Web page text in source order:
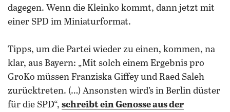
dagegen. Wenn die Kleinko kommt, dann jetzt mit
einer SPD im Miniaturformat.
Tipps, um die Partei wieder zu einen, kommen, na
klar, aus Bayern: „Mit solch einem Ergebnis pro
GroKo müssen Franziska Giffey und Raed Saleh
zurücktreten. (…) Ansonsten wird’s in Berlin düster
für die SPD“, schreibt ein Genosse aus der